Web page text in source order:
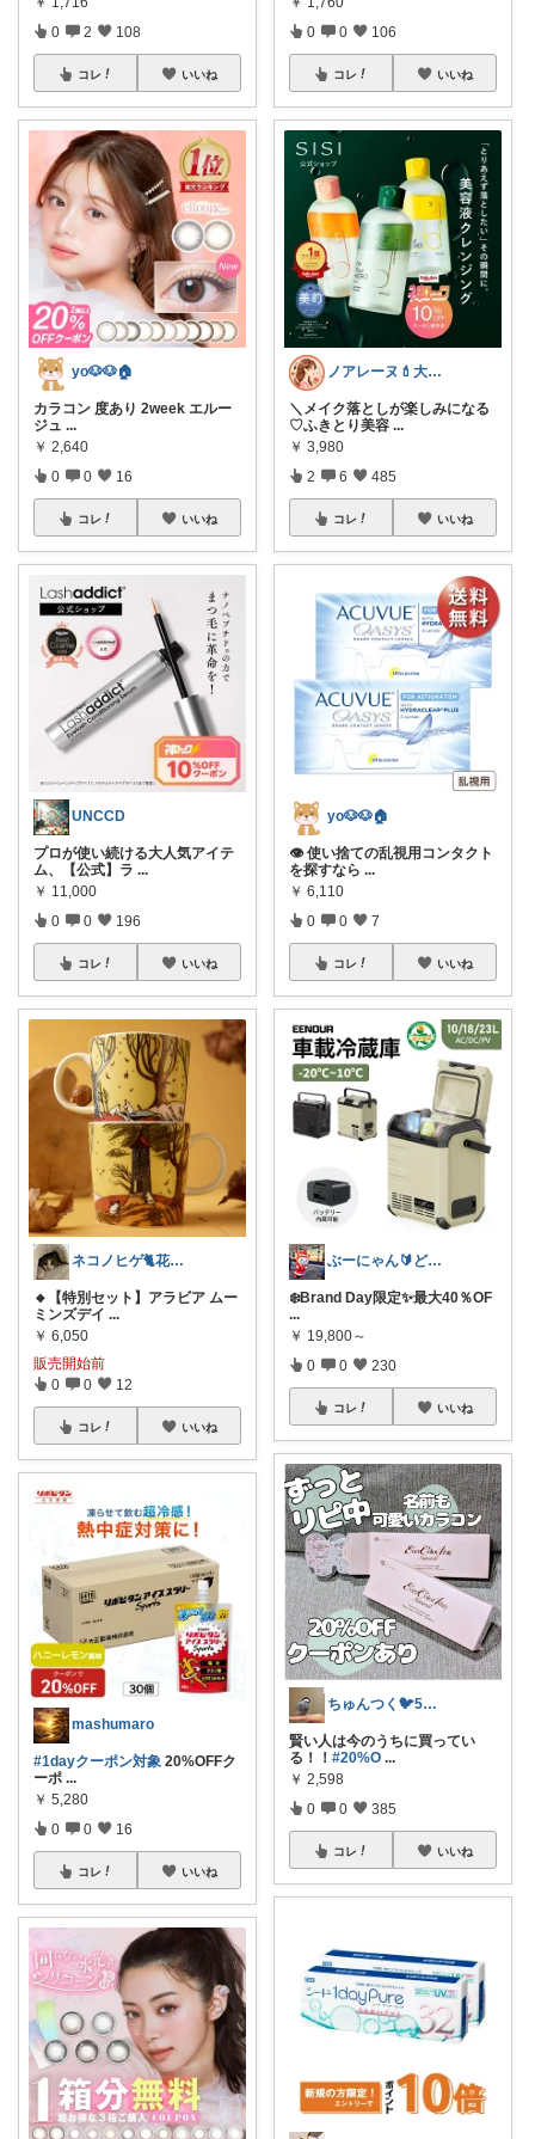
0 2 108
コレ いいね
yo🐶🐶🏠
カラコン 度あり 2week エルー
ジュ ...
￥ 2,640
0 0 16
コレ いいね
UNCCD
プロが使い続ける大人気アイテ
ム、【公式】ラ ...
￥ 11,000
0 0 196
コレ いいね
ネコノヒゲ🐈花好きオタクの庭🪴
🔸【特別セット】アラビア ムー
ミンズデイ ...
￥ 6,050
販売開始前
0 0 12
コレ いいね
mashumaro
#1dayクーポン対象 20%OFFク
ーポ ...
￥ 5,280
0 0 16
コレ いいね
0 0 106
コレ いいね
ノアレーヌ💄大人ゆる美容
＼メイク落としが楽しみになる
♡ふきとり美容 ...
￥ 3,980
2 6 485
コレ いいね
yo🐶🐶🏠
👁️ 使い捨ての乱視用コンタクト
を探すなら ...
￥ 6,110
0 0 7
コレ いいね
ぶーにゃん🔰どうしたら売れるかな😭
❄️Brand Day限定✨最大40％OF
...
￥ 19,800～
0 0 230
コレ いいね
ちゅんつく🐦5歳3歳娘の母🩷
賢い人は今のうちに買ってい
る！！ #20%O ...
￥ 2,598
0 0 385
コレ いいね